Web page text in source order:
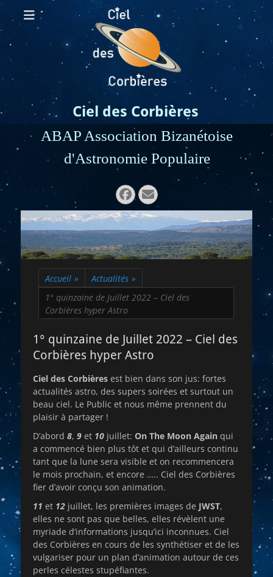
Ciel des Corbières
ABAP Association Bizanétoise
d'Astronomie Populaire
Rechercher :
Facebook
E-
mail
Accueil » Actualités »
1° quinzaine de Juillet 2022 – Ciel des
Corbières hyper Astro
1° quinzaine de Juillet 2022 – Ciel des
Corbières hyper Astro
Ciel des Corbières est bien dans son jus: fortes
actualités astro, des supers soirées et surtout un
beau ciel. Le Public et nous même prennent du
plaisir à partager !
D’abord 8, 9 et 10 juillet: On The Moon Again qui
a commencé bien plus tôt et qui d’ailleurs continu
tant que la lune sera visible et on recommencera
le mois prochain, et encore ….. Ciel des Corbières
fier d’avoir conçu son animation.
11 et 12 juillet, les premières images de JWST,
elles ne sont pas que belles, elles révèlent une
myriade d’informations jusqu’ici inconnues. Ciel
des Corbières en cours de les synthétiser et de les
vulgariser pour un plan d’animation autour de ces
perles célestes stupéfiantes.